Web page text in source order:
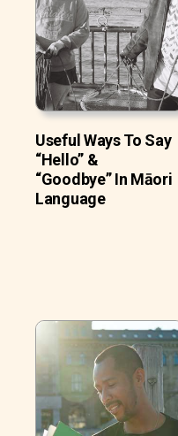
Useful Ways To Say
“Hello” &
“Goodbye” In Māori
Language